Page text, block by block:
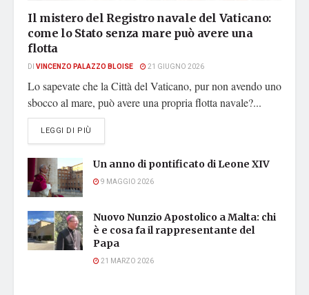
Il mistero del Registro navale del Vaticano:
come lo Stato senza mare può avere una
flotta
DI VINCENZO PALAZZO BLOISE 21 GIUGNO 2026
Lo sapevate che la Città del Vaticano, pur non avendo uno
sbocco al mare, può avere una propria flotta navale?...
LEGGI DI PIÙ
Un anno di pontificato di Leone XIV
9 MAGGIO 2026
Nuovo Nunzio Apostolico a Malta: chi
è e cosa fa il rappresentante del
Papa
21 MARZO 2026